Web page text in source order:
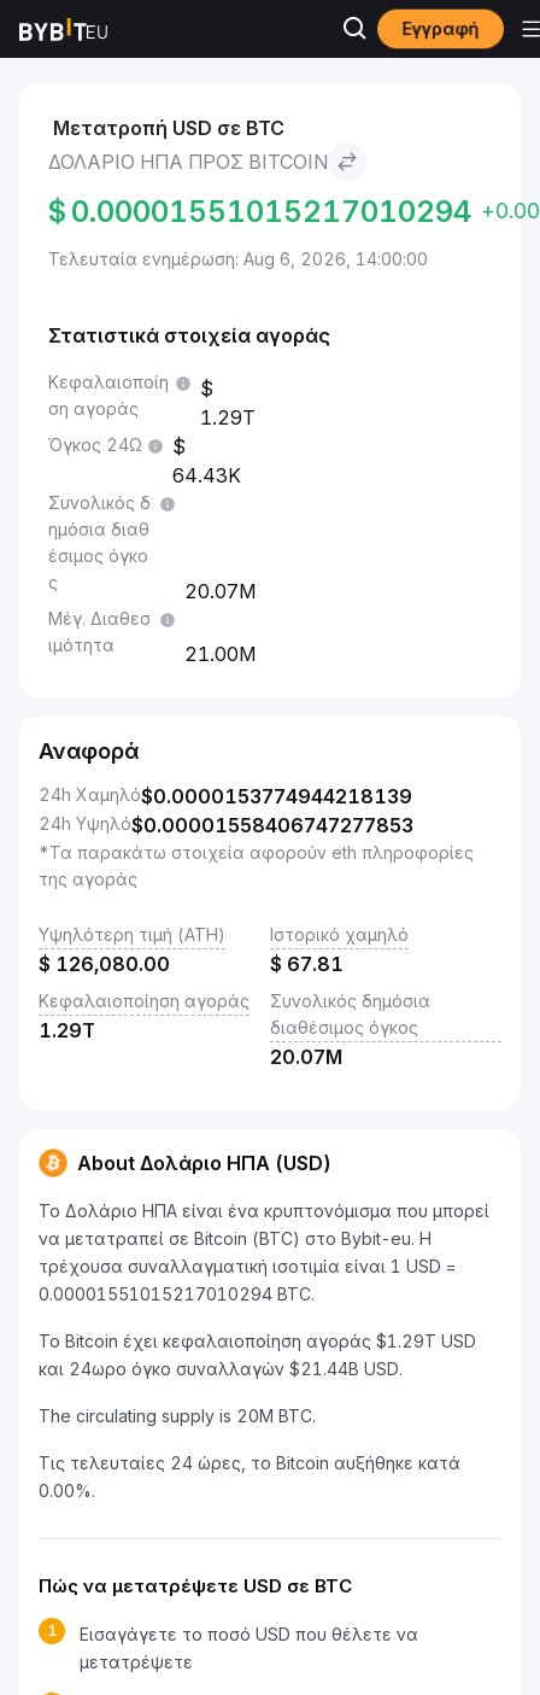
Εγγραφή
Αγορές Bitcoin Τιμή BTC Δολάριο ΗΠΑ to Bitcoin
Μετατροπή USD σε BTC
ΔΟΛΆΡΙΟ ΗΠΑ ΠΡΟΣ BITCOIN
$ 0.00001551015217010294
Τελευταία ενημέρωση: Aug 6, 2026, 14:00:00
Στατιστικά στοιχεία αγοράς
Κεφαλαιοποίη
ση αγοράς
1.29T
Όγκος 24Ω
64.43K
Συνολικός δ
ημόσια διαθ
έσιμος όγκο
ς
20.07M
Μέγ. Διαθεσ
ιμότητα
21.00M
Αναφορά
24h Χαμηλό$0.0000153774944218139
24h Υψηλό$0.00001558406747277853
*Τα παρακάτω στοιχεία αφορούν eth πληροφορίες
της αγοράς
Υψηλότερη τιμή (ATH)
$ 126,080.00
Ιστορικό χαμηλό
$ 67.81
Κεφαλαιοποίηση αγοράς
1.29T
Συνολικός δημόσια
διαθέσιμος όγκος
20.07M
About Δολάριο ΗΠΑ (USD)
Το Δολάριο ΗΠΑ είναι ένα κρυπτονόμισμα που μπορεί
να μετατραπεί σε Bitcoin (BTC) στο Bybit-eu. Η
τρέχουσα συναλλαγματική ισοτιμία είναι 1 USD =
0.00001551015217010294 BTC.
Το Bitcoin έχει κεφαλαιοποίηση αγοράς $1.29T USD
και 24ωρο όγκο συναλλαγών $21.44B USD.
The circulating supply is 20M BTC.
Τις τελευταίες 24 ώρες, το Bitcoin αυξήθηκε κατά
0.00%.
Πώς να μετατρέψετε USD σε BTC
1
Εισαγάγετε το ποσό USD που θέλετε να
μετατρέψετε